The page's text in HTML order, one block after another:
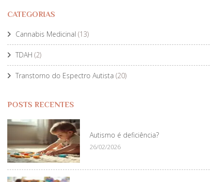
CATEGORIAS
Cannabis Medicinal (13)
TDAH (2)
Transtorno do Espectro Autista (20)
POSTS RECENTES
Autismo é deficiência?
26/02/2026